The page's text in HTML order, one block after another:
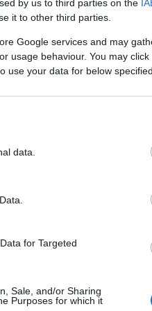
by us to third parties on the
it to other third parties.
Google services and may
usage behaviour. You may
use your data for below
data.
for Targeted
Sale, and/or Sharing
Purposes for which it
συνήλθαν εις
ΧΑΛΚΙΣ» στο
Συμβουλίου
στις 22. 06. 2026
αξιωμάτων